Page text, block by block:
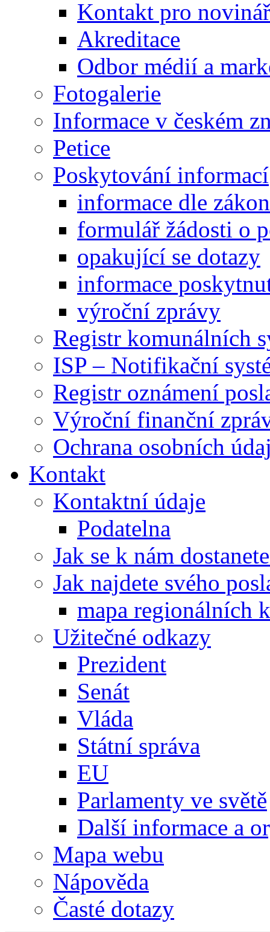
Kontakt pro
Akreditace
Odbor médií a
Fotogalerie
Informace v českém
Petice
Poskytování informací
informace dle
formulář žádosti o
opakující se dotazy
informace
výroční zprávy
Registr komunálních
ISP – Notifikační
Registr oznámení
Výroční finanční
Ochrana osobních
Kontakt
Kontaktní údaje
Podatelna
Jak se k nám
Jak najdete svého
mapa regionálních
Užitečné odkazy
Prezident
Senát
Vláda
Státní správa
EU
Parlamenty ve světě
Další informace a
Mapa webu
Nápověda
Časté dotazy